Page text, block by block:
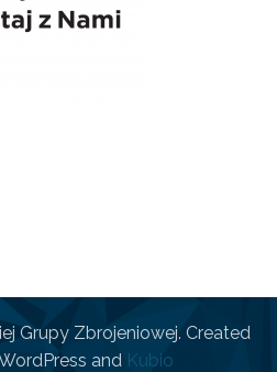
Grupy Zbrojeniowej. Created
and Kubio